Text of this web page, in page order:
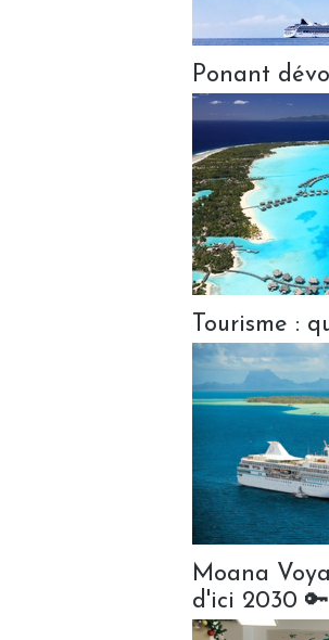
Ponant
Tourisme :
Moana
d'ici 2030 🔑